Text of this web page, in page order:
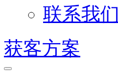
联系我们
获客方案